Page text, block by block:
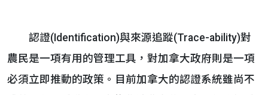
認證(Identification)與來源追蹤(Trace-ability)對
農民是一項有用的管理工具，對加拿大政府則是一項
必須立即推動的政策。目前加拿大的認證系統雖尚不